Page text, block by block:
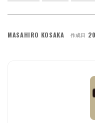
MASAHIRO KOSAKA 作成日